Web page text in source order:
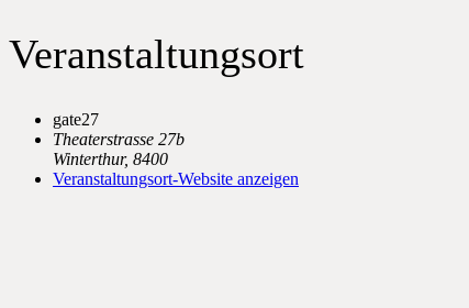
Veranstaltungsort
gate27
Theaterstrasse 27b
Winterthur, 8400
Veranstaltungsort-Website anzeigen